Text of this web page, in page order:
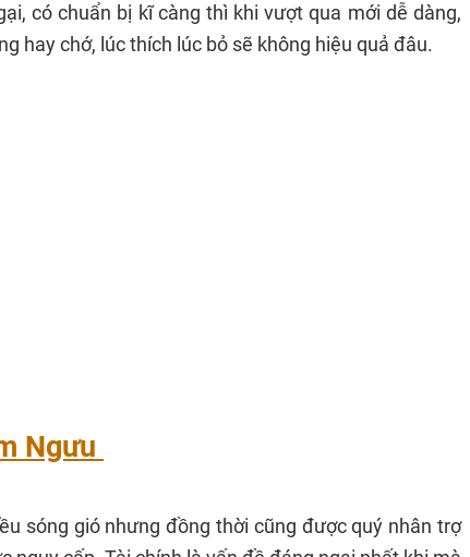
có chuẩn bị kĩ càng thì khi vượt qua mới dễ dàng,
hay chớ, lúc thích lúc bỏ sẽ không hiệu quả đâu.
Ngưu
sóng gió nhưng đồng thời cũng được quý nhân trợ